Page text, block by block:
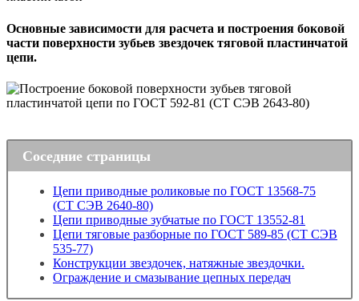
Основные зависимости для расчета и построения боковой
части поверхности зубьев звездочек тяговой пластинчатой
цепи.
Соседние страницы
Цепи приводные роликовые по ГОСТ 13568-75
(СТ СЭВ 2640-80)
Цепи приводные зубчатые по ГОСТ 13552-81
Цепи тяговые разборные по ГОСТ 589-85 (СТ СЭВ
535-77)
Конструкции звездочек, натяжные звездочки.
Ограждение и смазывание цепных передач